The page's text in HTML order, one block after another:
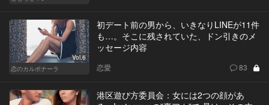
Vol.6
恋のカルボナーラ
初デート前の男から、いきなりLINEが11件
も…。そこに残されていた、ドン引きのメ
ッセージ内容
恋愛 83
港区遊び方委員会：女には2つの顔があ